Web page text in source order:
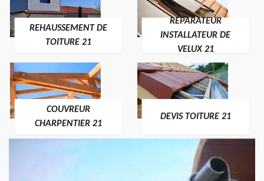
REHAUSSEMENT DE
TOITURE 21
RÉPARATEUR
INSTALLATEUR DE
VELUX 21
COUVREUR
CHARPENTIER 21
DEVIS TOITURE 21